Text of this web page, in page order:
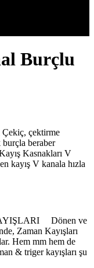
Burçlu
Çekiç, çektirme
beraber
Kasnakları V
kayış V kanala hızla
Dönen ve
Zaman Kayışları
Hem mm hem de
& triger kayışları şu